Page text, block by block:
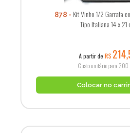
878
Kit Vinho 1/2 Garrafa
Tipo Italiana 14 x 21
A partir de R$
Custo unitário para 200
Colocar no